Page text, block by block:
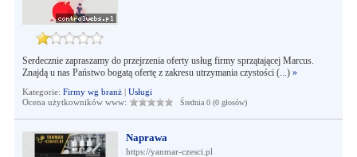
Serdecznie zapraszamy do przejrzenia oferty usług firmy sprzątającej Marcus.
Znajdą u nas Państwo bogatą ofertę z zakresu utrzymania czystości (...) »
Kategorie: Firmy wg branż| Usługi
Ocena użytkowników www:
Średnia 0 (0 głosów)
Naprawa
https://yanmar-czesci.pl